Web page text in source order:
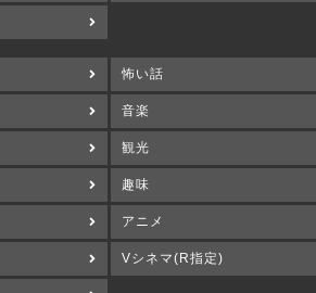
怖い話
音楽
観光
趣味
アニメ
Vシネマ(R指定)